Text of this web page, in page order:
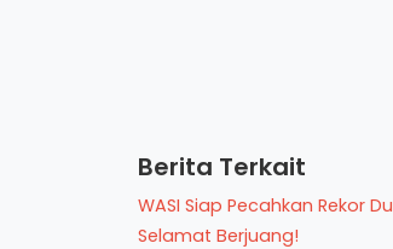
Berita Terkait
WASI Siap Pecahkan Rekor
Selamat Berjuang!